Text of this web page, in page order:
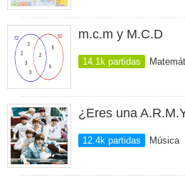
m.c.m y M.C.D
14.1k partidas
¿Eres una
12.4k partidas Música